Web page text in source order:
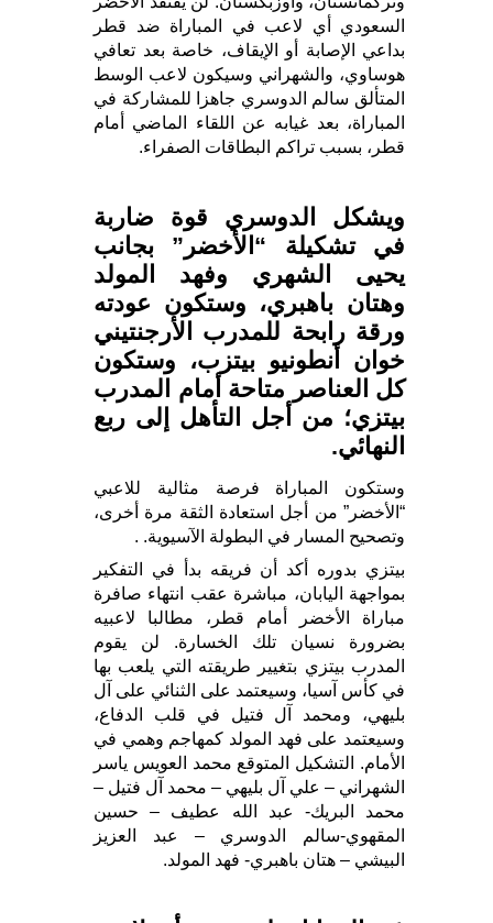
السعودي أي لاعب في المباراة ضد قطر
بداعي الإصابة أو الإيقاف، خاصة بعد تعافي
هوساوي، والشهراني وسيكون لاعب الوسط
المتألق سالم الدوسري جاهزا للمشاركة في
المباراة، بعد غيابه عن اللقاء الماضي أمام
قطر، بسبب تراكم البطاقات الصفراء.
ويشكل الدوسري قوة ضاربة
في تشكيلة “الأخضر” بجانب
يحيى الشهري وفهد المولد
وهتان باهبري، وستكون عودته
ورقة رابحة للمدرب الأرجنتيني
خوان أنطونيو بيتزب، وستكون
كل العناصر متاحة أمام المدرب
بيتزي؛ من أجل التأهل إلى ربع
النهائي.
وستكون المباراة فرصة مثالية للاعبي
“الأخضر” من أجل استعادة الثقة مرة أخرى،
وتصحيح المسار في البطولة الآسيوية. .
بيتزي بدوره أكد أن فريقه بدأ في التفكير
بمواجهة اليابان، مباشرة عقب انتهاء صافرة
مباراة الأخضر أمام قطر، مطالبا لاعبيه
بضرورة نسيان تلك الخسارة. لن يقوم
المدرب بيتزي بتغيير طريقته التي يلعب بها
في كأس آسيا، وسيعتمد على الثنائي على آل
بليهي، ومحمد آل فتيل في قلب الدفاع،
وسيعتمد على فهد المولد كمهاجم وهمي في
الأمام. التشكيل المتوقع محمد العويس ياسر
الشهراني – علي آل بليهي – محمد آل فتيل –
محمد البريك- عبد الله عطيف – حسين
المقهوي-سالم الدوسري – عبد العزيز
البيشي – هتان باهبري- فهد المولد.